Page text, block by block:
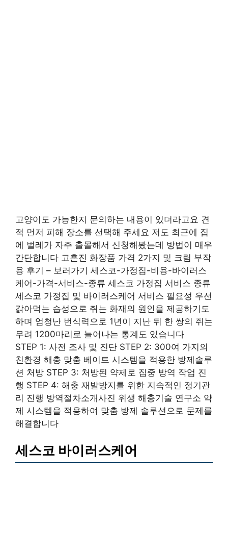
고양이도 가능한지 문의하는 내용이 있더라고요 견
적 먼저 피해 장소를 선택해 주세요 저도 최근에 집
에 벌레가 자주 출몰해서 신청해봤는데 방법이 매우
간단합니다 고혼진 화장품 가격 2가지 및 크림 부작
용 후기 – 보러가기 세스코-가정집-비용-바이러스
케어-가격-서비스-종류 세스코 가정집 서비스 종류
세스코 가정집 및 바이러스케어 서비스 필요성 우선
갉아먹는 습성으로 쥐는 화재의 원인을 제공하기도
하며 엄청난 번식력으로 1년이 지난 뒤 한 쌍의 쥐는
무려 1200마리로 늘어나는 통계도 있습니다
STEP 1: 사전 조사 및 진단 STEP 2: 300여 가지의
친환경 해충 맞춤 베이트 시스템을 적용한 방제솔루
션 처방 STEP 3: 처방된 약제로 집중 방역 작업 진
행 STEP 4: 해충 재발방지를 위한 지속적인 정기관
리 진행 방역절차소개사진 위생 해충기술 연구소 약
제 시스템을 적용하여 맞춤 방제 솔루션으로 문제를
해결합니다
세스코 바이러스케어